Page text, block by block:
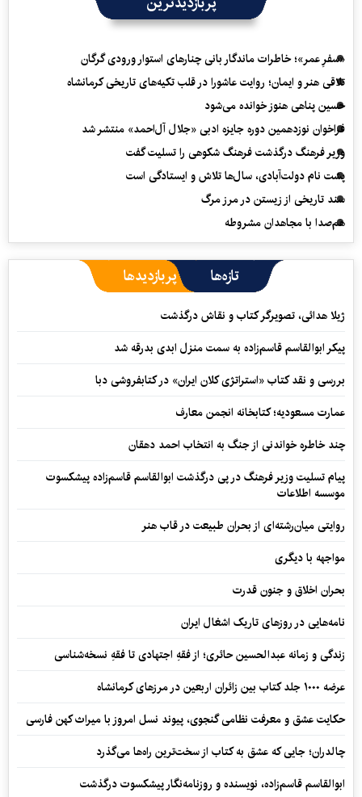
«سفرِ عمر»؛ خاطرات ماندگار بانی چنارهای استوار ورودی گرگان
تلاقی هنر و ایمان؛ روایت عاشورا در قلب تکیه‌های تاریخی کرمانشاه
حسین پناهی هنوز خوانده می‌شود
فراخوان نوزدهمین دوره جایزه ادبی «جلال آل‌احمد» منتشر شد
وزیر فرهنگ درگذشت فرهنگ شکوهی را تسلیت گفت
پشت نام دولت‌آبادی، سال‌ها تلاش و ایستادگی است
سند تاریخی از زیستن در مرز مرگ
هم‌صدا با مجاهدان مشروطه
تازه‌ها پربازدیدها
ژیلا هدائی، تصویرگر کتاب و نقاش درگذشت
پیکر ابوالقاسم قاسم‌زاده به سمت منزل ابدی بدرقه شد
بررسی و نقد کتاب «استراتژی کلان ایران» در کتابفروشی دبا
عمارت مسعودیه؛ کتابخانه انجمن معارف
چند خاطره خواندنی از جنگ به انتخاب احمد دهقان
پیام تسلیت وزیر فرهنگ در پی درگذشت ابوالقاسم قاسم‌زاده پیشکسوت
موسسه اطلاعات
روایتی میان‌رشته‌ای از بحران طبیعت در قاب هنر
مواجهه با دیگری
بحران اخلاق و جنون قدرت
نامه‌هایی در روزهای تاریک اشغال ایران
زندگی و زمانه عبدالحسین حائری؛ از فقهِ اجتهادی تا فقهِ نسخه‌شناسی
عرضه ۱۰۰۰ جلد کتاب بین زائران اربعین در مرزهای کرمانشاه
حکایت عشق و معرفت نظامی گنجوی، پیوند نسل امروز با میراث کهن فارسی
چالدران؛ جایی که عشق به کتاب از سخت‌ترین راه‌ها می‌گذرد
ابوالقاسم قاسم‌زاده، نویسنده و روزنامه‌نگار پیشکسوت درگذشت